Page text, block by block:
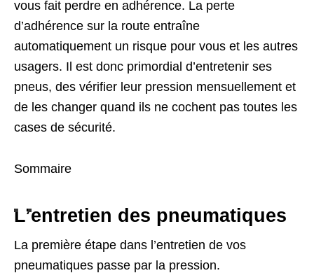
vous fait perdre en adhérence. La perte
d’adhérence sur la route entraîne
automatiquement un risque pour vous et les autres
usagers. Il est donc primordial d’entretenir ses
pneus, des vérifier leur pression mensuellement et
de les changer quand ils ne cochent pas toutes les
cases de sécurité.
Sommaire
L’entretien des pneumatiques
La première étape dans l’entretien de vos
pneumatiques passe par la pression.